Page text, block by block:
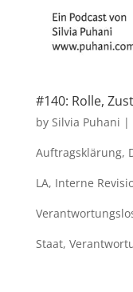
#140: Rolle,
by Silvia Puhani |
Auftragsklärung,
LA, Interne
Staat,